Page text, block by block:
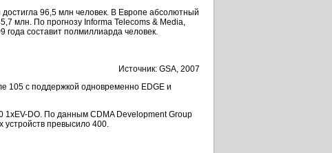
96,5 млн человек. В Европе абсолютный
млн. По прогнозу Informa Telecoms & Media,
года составит полмиллиарда человек.
Источник: GSA, 2007
105 с поддержкой одновременно EDGE и
DO. По данным CDMA Development Group
устройств превысило 400.